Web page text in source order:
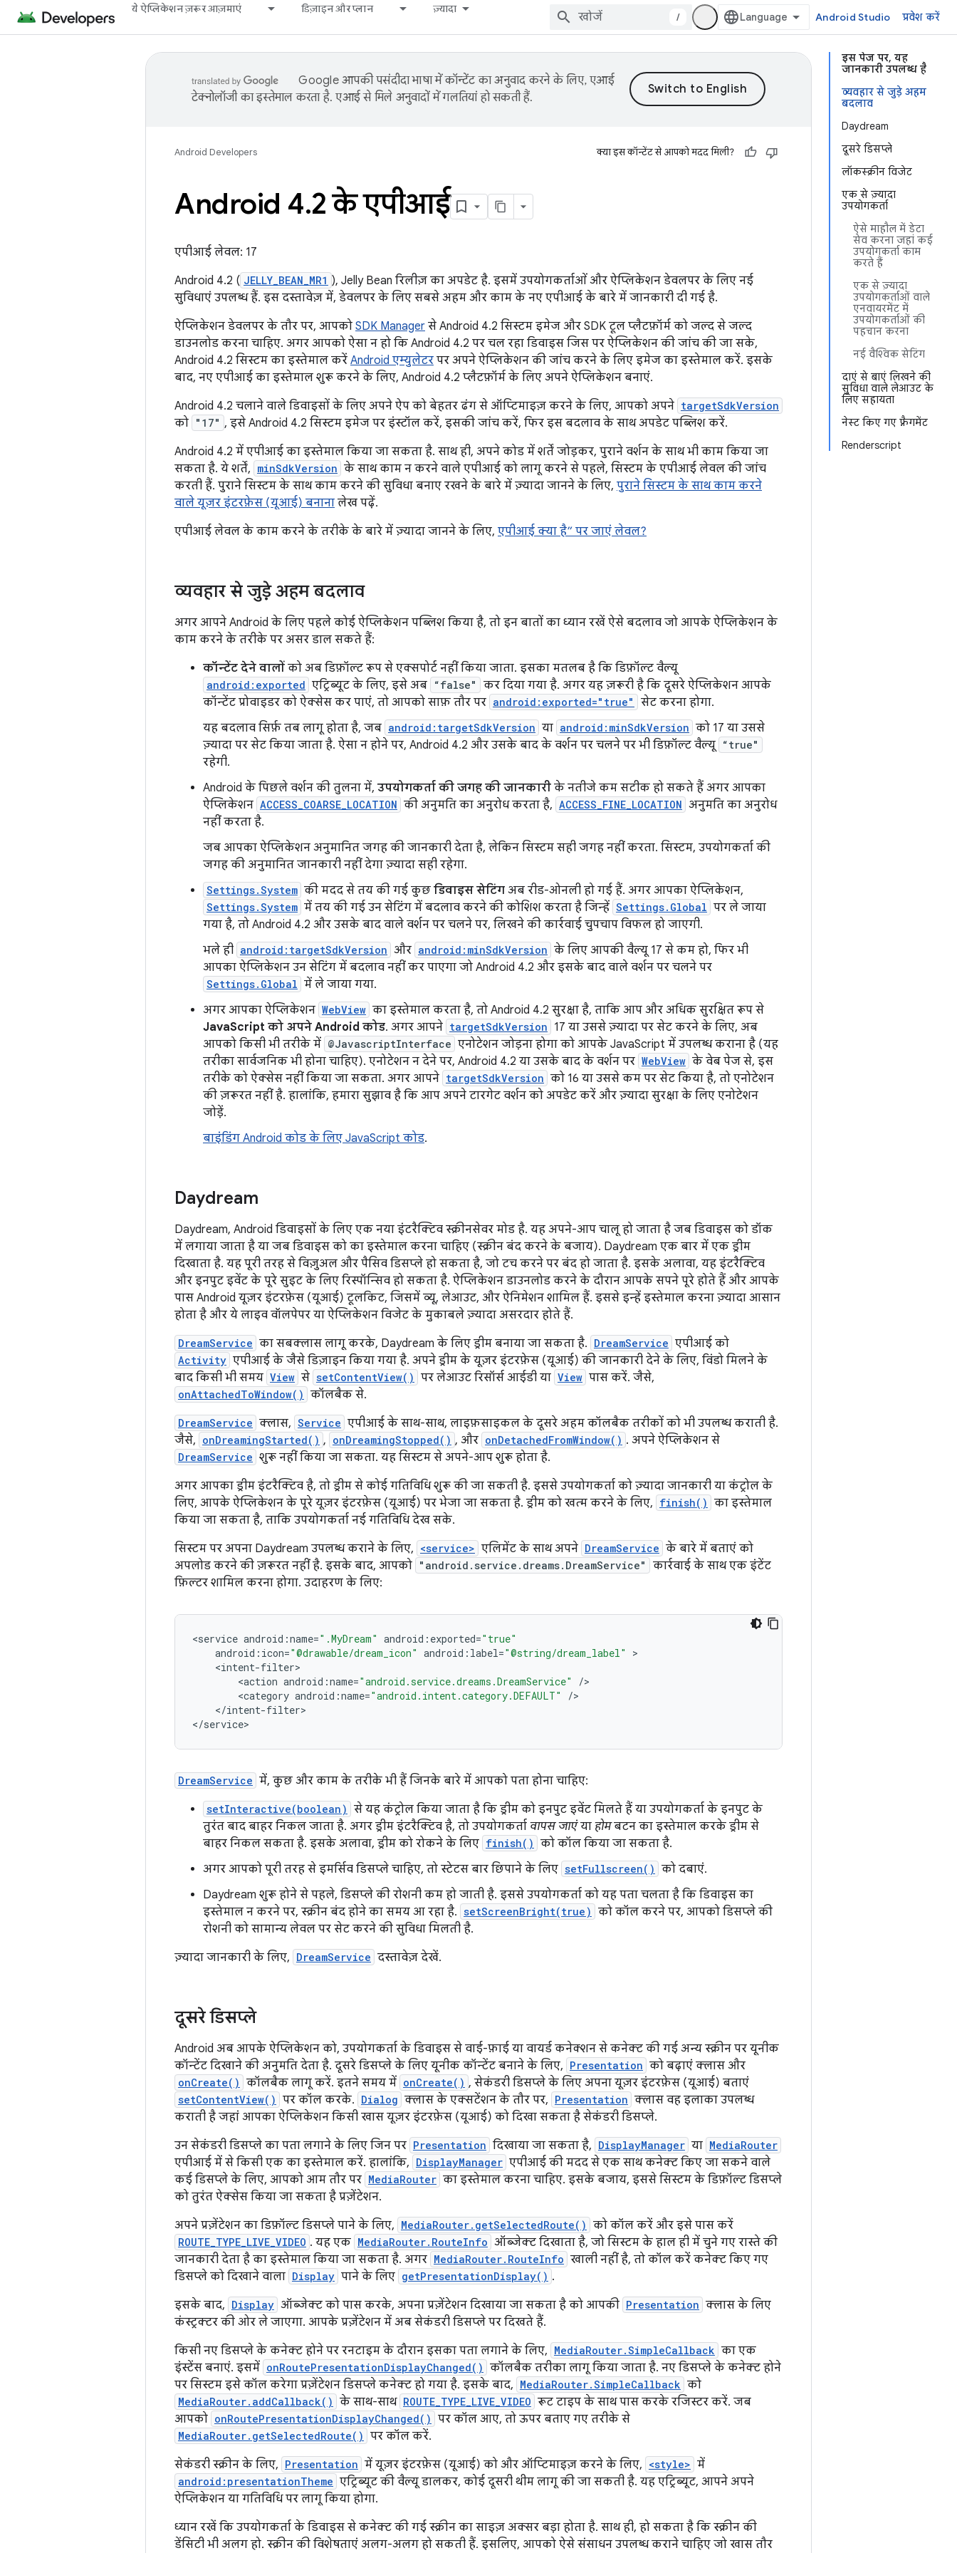
ये ऐप्लिकेशन ज़रूर आज़माएं डिज़ाइन और प्लान ज़्यादा
/ Android Studio प्रवेश करें
इस पेज पर, यह
जानकारी उपलब्ध है
व्यवहार से जुड़े अहम
बदलाव
Daydream
दूसरे डिसप्ले
लॉकस्क्रीन विजेट
एक से ज़्यादा
उपयोगकर्ता
ऐसे माहौल में डेटा
सेव करना जहां कई
उपयोगकर्ता काम
करते हैं
एक से ज़्यादा
उपयोगकर्ताओं वाले
एनवायरमेंट में
उपयोगकर्ताओं की
पहचान करना
नई वैश्विक सेटिंग
दाएं से बाएं लिखने की
सुविधा वाले लेआउट के
लिए सहायता
नेस्ट किए गए फ़्रैगमेंट
Renderscript
Google आपकी पसंदीदा भाषा में कॉन्टेंट का अनुवाद करने के लिए, एआई
टेक्नोलॉजी का इस्तेमाल करता है. एआई से मिले अनुवादों में गलतियां हो सकती हैं.
Android Developers क्या इस कॉन्टेंट से आपको मदद मिली?
Android 4.2 के एपीआई
एपीआई लेवल: 17
Android 4.2 ( JELLY_BEAN_MR1 ), Jelly Bean रिलीज़ का अपडेट है. इसमें उपयोगकर्ताओं और ऐप्लिकेशन डेवलपर के लिए नई
सुविधाएं उपलब्ध हैं. इस दस्तावेज़ में, डेवलपर के लिए सबसे अहम और काम के नए एपीआई के बारे में जानकारी दी गई है.
ऐप्लिकेशन डेवलपर के तौर पर, आपको SDK Manager से Android 4.2 सिस्टम इमेज और SDK टूल प्लैटफ़ॉर्म को जल्द से जल्द
डाउनलोड करना चाहिए. अगर आपको ऐसा न हो कि Android 4.2 पर चल रहा डिवाइस जिस पर ऐप्लिकेशन की जांच की जा सके,
Android 4.2 सिस्टम का इस्तेमाल करें Android एम्युलेटर पर अपने ऐप्लिकेशन की जांच करने के लिए इमेज का इस्तेमाल करें. इसके
बाद, नए एपीआई का इस्तेमाल शुरू करने के लिए, Android 4.2 प्लैटफ़ॉर्म के लिए अपने ऐप्लिकेशन बनाएं.
Android 4.2 चलाने वाले डिवाइसों के लिए अपने ऐप को बेहतर ढंग से ऑप्टिमाइज़ करने के लिए, आपको अपने targetSdkVersion
को "17" , इसे Android 4.2 सिस्टम इमेज पर इंस्टॉल करें, इसकी जांच करें, फिर इस बदलाव के साथ अपडेट पब्लिश करें.
Android 4.2 में एपीआई का इस्तेमाल किया जा सकता है. साथ ही, अपने कोड में शर्तें जोड़कर, पुराने वर्शन के साथ भी काम किया जा
सकता है. ये शर्तें, minSdkVersion के साथ काम न करने वाले एपीआई को लागू करने से पहले, सिस्टम के एपीआई लेवल की जांच
करती हैं. पुराने सिस्टम के साथ काम करने की सुविधा बनाए रखने के बारे में ज़्यादा जानने के लिए, पुराने सिस्टम के साथ काम करने
वाले यूज़र इंटरफ़ेस (यूआई) बनाना लेख पढ़ें.
एपीआई लेवल के काम करने के तरीके के बारे में ज़्यादा जानने के लिए, एपीआई क्या है” पर जाएं लेवल?
व्यवहार से जुड़े अहम बदलाव
अगर आपने Android के लिए पहले कोई ऐप्लिकेशन पब्लिश किया है, तो इन बातों का ध्यान रखें ऐसे बदलाव जो आपके ऐप्लिकेशन के
काम करने के तरीके पर असर डाल सकते हैं:
कॉन्टेंट देने वालों को अब डिफ़ॉल्ट रूप से एक्सपोर्ट नहीं किया जाता. इसका मतलब है कि डिफ़ॉल्ट वैल्यू
android:exported एट्रिब्यूट के लिए, इसे अब “false"
कर दिया गया है. अगर यह ज़रूरी है कि दूसरे ऐप्लिकेशन आपके
कॉन्टेंट प्रोवाइडर को ऐक्सेस कर पाएं, तो आपको साफ़ तौर पर android:exported="true"
सेट करना होगा.
यह बदलाव सिर्फ़ तब लागू होता है, जब android:targetSdkVersion या android:minSdkVersion को 17 या उससे
ज़्यादा पर सेट किया जाता है. ऐसा न होने पर, Android 4.2 और उसके बाद के वर्शन पर चलने पर भी डिफ़ॉल्ट वैल्यू “true"
रहेगी.
Android के पिछले वर्शन की तुलना में, उपयोगकर्ता की जगह की जानकारी के नतीजे कम सटीक हो सकते हैं अगर आपका
ऐप्लिकेशन ACCESS_COARSE_LOCATION की अनुमति का अनुरोध करता है, ACCESS_FINE_LOCATION अनुमति का अनुरोध
नहीं करता है.
जब आपका ऐप्लिकेशन अनुमानित जगह की जानकारी देता है, लेकिन सिस्टम सही जगह नहीं करता. सिस्टम, उपयोगकर्ता की
जगह की अनुमानित जानकारी नहीं देगा ज़्यादा सही रहेगा.
Settings.System की मदद से तय की गई कुछ डिवाइस सेटिंग अब रीड-ओनली हो गई हैं. अगर आपका ऐप्लिकेशन,
Settings.System में तय की गई उन सेटिंग में बदलाव करने की कोशिश करता है जिन्हें Settings.Global पर ले जाया
गया है, तो Android 4.2 और उसके बाद वाले वर्शन पर चलने पर, लिखने की कार्रवाई चुपचाप विफल हो जाएगी.
भले ही android:targetSdkVersion और android:minSdkVersion के लिए आपकी वैल्यू 17 से कम हो, फिर भी
आपका ऐप्लिकेशन उन सेटिंग में बदलाव नहीं कर पाएगा जो Android 4.2 और इसके बाद वाले वर्शन पर चलने पर
Settings.Global में ले जाया गया.
अगर आपका ऐप्लिकेशन WebView का इस्तेमाल करता है, तो Android 4.2 सुरक्षा है, ताकि आप और अधिक सुरक्षित रूप से
JavaScript को अपने Android कोड. अगर आपने targetSdkVersion 17 या उससे ज़्यादा पर सेट करने के लिए, अब
आपको किसी भी तरीके में @JavascriptInterface एनोटेशन जोड़ना होगा को आपके JavaScript में उपलब्ध कराना है (यह
तरीका सार्वजनिक भी होना चाहिए). एनोटेशन न देने पर, Android 4.2 या उसके बाद के वर्शन पर WebView के वेब पेज से, इस
तरीके को ऐक्सेस नहीं किया जा सकता. अगर आपने targetSdkVersion को 16 या उससे कम पर सेट किया है, तो एनोटेशन
की ज़रूरत नहीं है. हालांकि, हमारा सुझाव है कि आप अपने टारगेट वर्शन को अपडेट करें और ज़्यादा सुरक्षा के लिए एनोटेशन
जोड़ें.
बाइंडिंग Android कोड के लिए JavaScript कोड.
Daydream
Daydream, Android डिवाइसों के लिए एक नया इंटरैक्टिव स्क्रीनसेवर मोड है. यह अपने-आप चालू हो जाता है जब डिवाइस को डॉक
में लगाया जाता है या जब डिवाइस को का इस्तेमाल करना चाहिए (स्क्रीन बंद करने के बजाय). Daydream एक बार में एक ड्रीम
दिखाता है. यह पूरी तरह से विज़ुअल और पैसिव डिसप्ले हो सकता है, जो टच करने पर बंद हो जाता है. इसके अलावा, यह इंटरैक्टिव
और इनपुट इवेंट के पूरे सुइट के लिए रिस्पॉन्सिव हो सकता है. ऐप्लिकेशन डाउनलोड करने के दौरान आपके सपने पूरे होते हैं और आपके
पास Android यूज़र इंटरफ़ेस (यूआई) टूलकिट, जिसमें व्यू, लेआउट, और ऐनिमेशन शामिल हैं. इससे इन्हें इस्तेमाल करना ज़्यादा आसान
होता है और ये लाइव वॉलपेपर या ऐप्लिकेशन विजेट के मुकाबले ज़्यादा असरदार होते हैं.
DreamService का सबक्लास लागू करके, Daydream के लिए ड्रीम बनाया जा सकता है. DreamService एपीआई को
Activity एपीआई के जैसे डिज़ाइन किया गया है. अपने ड्रीम के यूज़र इंटरफ़ेस (यूआई) की जानकारी देने के लिए, विंडो मिलने के
बाद किसी भी समय View से setContentView() पर लेआउट रिसॉर्स आईडी या View पास करें. जैसे,
onAttachedToWindow() कॉलबैक से.
DreamService क्लास, Service एपीआई के साथ-साथ, लाइफ़साइकल के दूसरे अहम कॉलबैक तरीकों को भी उपलब्ध कराती है.
जैसे, onDreamingStarted() , onDreamingStopped() , और onDetachedFromWindow() . अपने ऐप्लिकेशन से
DreamService शुरू नहीं किया जा सकता. यह सिस्टम से अपने-आप शुरू होता है.
अगर आपका ड्रीम इंटरैक्टिव है, तो ड्रीम से कोई गतिविधि शुरू की जा सकती है. इससे उपयोगकर्ता को ज़्यादा जानकारी या कंट्रोल के
लिए, आपके ऐप्लिकेशन के पूरे यूज़र इंटरफ़ेस (यूआई) पर भेजा जा सकता है. ड्रीम को खत्म करने के लिए, finish() का इस्तेमाल
किया जा सकता है, ताकि उपयोगकर्ता नई गतिविधि देख सके.
सिस्टम पर अपना Daydream उपलब्ध कराने के लिए, <service> एलिमेंट के साथ अपने DreamService के बारे में बताएं को
अपलोड करने की ज़रूरत नहीं है. इसके बाद, आपको "android.service.dreams.DreamService"
कार्रवाई के साथ एक इंटेंट
फ़िल्टर शामिल करना होगा. उदाहरण के लिए:
<service android :name=".MyDream" android : exported="true"
android : icon="@drawable/dream_icon" android : label="@string/dream_label"
<intent-filter
<action android :name="android.service.dreams.DreamService" /
<category android :name="android.intent.category.DEFAULT" /
</intent-filter>
</service>
DreamService में, कुछ और काम के तरीके भी हैं जिनके बारे में आपको पता होना चाहिए:
setInteractive(boolean) से यह कंट्रोल किया जाता है कि ड्रीम को इनपुट इवेंट मिलते हैं या उपयोगकर्ता के इनपुट के
तुरंत बाद बाहर निकल जाता है. अगर ड्रीम इंटरैक्टिव है, तो उपयोगकर्ता वापस जाएंया होमबटन का इस्तेमाल करके ड्रीम से
बाहर निकल सकता है. इसके अलावा, ड्रीम को रोकने के लिए finish() को कॉल किया जा सकता है.
अगर आपको पूरी तरह से इमर्सिव डिसप्ले चाहिए, तो स्टेटस बार छिपाने के लिए setFullscreen() को दबाएं.
Daydream शुरू होने से पहले, डिसप्ले की रोशनी कम हो जाती है. इससे उपयोगकर्ता को यह पता चलता है कि डिवाइस का
इस्तेमाल न करने पर, स्क्रीन बंद होने का समय आ रहा है. setScreenBright(true) को कॉल करने पर, आपको डिसप्ले की
रोशनी को सामान्य लेवल पर सेट करने की सुविधा मिलती है.
ज़्यादा जानकारी के लिए, DreamService दस्तावेज़ देखें.
दूसरे डिसप्ले
Android अब आपके ऐप्लिकेशन को, उपयोगकर्ता के डिवाइस से वाई-फ़ाई या वायर्ड कनेक्शन से कनेक्ट की गई अन्य स्क्रीन पर यूनीक
कॉन्टेंट दिखाने की अनुमति देता है. दूसरे डिसप्ले के लिए यूनीक कॉन्टेंट बनाने के लिए, Presentation को बढ़ाएं क्लास और
onCreate() कॉलबैक लागू करें. इतने समय में onCreate() , सेकंडरी डिसप्ले के लिए अपना यूज़र इंटरफ़ेस (यूआई) बताएं
setContentView() पर कॉल करके. Dialog क्लास के एक्सटेंशन के तौर पर, Presentation क्लास वह इलाका उपलब्ध
कराती है जहां आपका ऐप्लिकेशन किसी खास यूज़र इंटरफ़ेस (यूआई) को दिखा सकता है सेकंडरी डिसप्ले.
उन सेकंडरी डिसप्ले का पता लगाने के लिए जिन पर Presentation दिखाया जा सकता है, DisplayManager या MediaRouter
एपीआई में से किसी एक का इस्तेमाल करें. हालांकि, DisplayManager एपीआई की मदद से एक साथ कनेक्ट किए जा सकने वाले
कई डिसप्ले के लिए, आपको आम तौर पर MediaRouter का इस्तेमाल करना चाहिए. इसके बजाय, इससे सिस्टम के डिफ़ॉल्ट डिसप्ले
को तुरंत ऐक्सेस किया जा सकता है प्रज़ेंटेशन.
अपने प्रज़ेंटेशन का डिफ़ॉल्ट डिसप्ले पाने के लिए, MediaRouter.getSelectedRoute() को कॉल करें और इसे पास करें
ROUTE_TYPE_LIVE_VIDEO . यह एक MediaRouter.RouteInfo ऑब्जेक्ट दिखाता है, जो सिस्टम के हाल ही में चुने गए रास्ते की
जानकारी देता है का इस्तेमाल किया जा सकता है. अगर MediaRouter.RouteInfo खाली नहीं है, तो कॉल करें कनेक्ट किए गए
डिसप्ले को दिखाने वाला Display पाने के लिए getPresentationDisplay() .
इसके बाद, Display ऑब्जेक्ट को पास करके, अपना प्रज़ेंटेशन दिखाया जा सकता है को आपकी Presentation क्लास के लिए
कंस्ट्रक्टर की ओर ले जाएगा. आपके प्रज़ेंटेशन में अब सेकंडरी डिसप्ले पर दिखते हैं.
किसी नए डिसप्ले के कनेक्ट होने पर रनटाइम के दौरान इसका पता लगाने के लिए, MediaRouter.SimpleCallback का एक
इंस्टेंस बनाएं. इसमें onRoutePresentationDisplayChanged() कॉलबैक तरीका लागू किया जाता है. नए डिसप्ले के कनेक्ट होने
पर सिस्टम इसे कॉल करेगा प्रज़ेंटेशन डिसप्ले कनेक्ट हो गया है. इसके बाद, MediaRouter.SimpleCallback को
MediaRouter.addCallback() के साथ-साथ ROUTE_TYPE_LIVE_VIDEO रूट टाइप के साथ पास करके रजिस्टर करें. जब
आपको onRoutePresentationDisplayChanged() पर कॉल आए, तो ऊपर बताए गए तरीके से
MediaRouter.getSelectedRoute() पर कॉल करें.
सेकंडरी स्क्रीन के लिए, Presentation में यूज़र इंटरफ़ेस (यूआई) को और ऑप्टिमाइज़ करने के लिए, <style> में
android:presentationTheme एट्रिब्यूट की वैल्यू डालकर, कोई दूसरी थीम लागू की जा सकती है. यह एट्रिब्यूट, आपने अपने
ऐप्लिकेशन या गतिविधि पर लागू किया होगा.
ध्यान रखें कि उपयोगकर्ता के डिवाइस से कनेक्ट की गई स्क्रीन का साइज़ अक्सर बड़ा होता है. साथ ही, हो सकता है कि स्क्रीन की
डेंसिटी भी अलग हो. स्क्रीन की विशेषताएं अलग-अलग हो सकती हैं. इसलिए, आपको ऐसे संसाधन उपलब्ध कराने चाहिए जो खास तौर